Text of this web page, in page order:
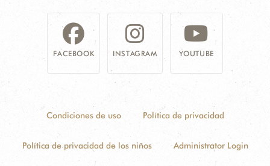
FACEBOOK INSTAGRAM YOUTUBE
Condiciones de uso Política de privacidad
Política de privacidad de los niños Administrator Login